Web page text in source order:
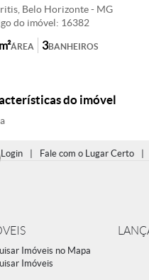
Belo Horizonte - MG
do imóvel: 16382
ÁREA BANHEIROS
3
do imóvel
Login | Fale com o Lugar Certo |
Imóveis no Mapa
Imóveis